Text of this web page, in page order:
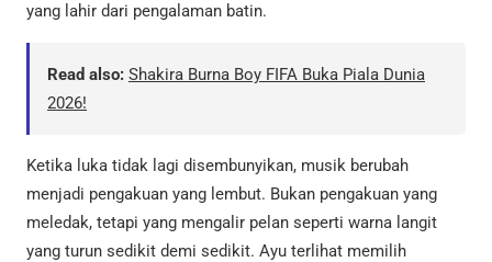
yang lahir dari pengalaman batin.
Read also: Shakira Burna Boy FIFA Buka Piala Dunia
2026!
Ketika luka tidak lagi disembunyikan, musik berubah
menjadi pengakuan yang lembut. Bukan pengakuan yang
meledak, tetapi yang mengalir pelan seperti warna langit
yang turun sedikit demi sedikit. Ayu terlihat memilih